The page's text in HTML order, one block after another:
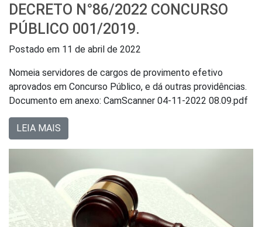
DECRETO N°86/2022 CONCURSO
PÚBLICO 001/2019.
Postado em 11 de abril de 2022
Nomeia servidores de cargos de provimento efetivo
aprovados em Concurso Público, e dá outras providências.
Documento em anexo: CamScanner 04-11-2022 08.09.pdf
LEIA MAIS